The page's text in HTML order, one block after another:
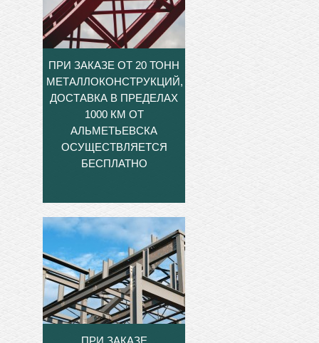
ПРИ ЗАКАЗЕ ОТ 20 ТОНН
МЕТАЛЛОКОНСТРУКЦИЙ,
ДОСТАВКА В ПРЕДЕЛАХ
1000 КМ ОТ
АЛЬМЕТЬЕВСКА
ОСУЩЕСТВЛЯЕТСЯ
БЕСПЛАТНО